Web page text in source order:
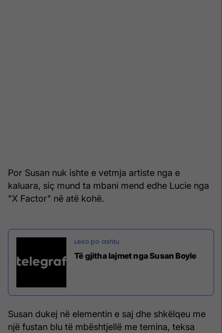
Por Susan nuk ishte e vetmja artiste nga e
kaluara, siç mund ta mbani mend edhe Lucie nga
"X Factor" në atë kohë.
Të gjitha lajmet nga Susan Boyle
Susan dukej në elementin e saj dhe shkëlqeu me
një fustan blu të mbështjellë me temina, teksa